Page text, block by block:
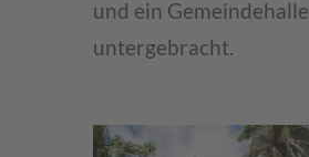
und ein Gemeindehalle
untergebracht.